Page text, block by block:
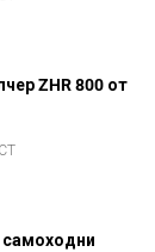
ZHR 800 от
самоходни